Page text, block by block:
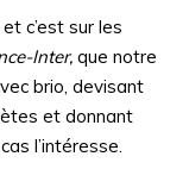
c’est sur les
Inter, que notre
brio, devisant
et donnant
l’intéresse.